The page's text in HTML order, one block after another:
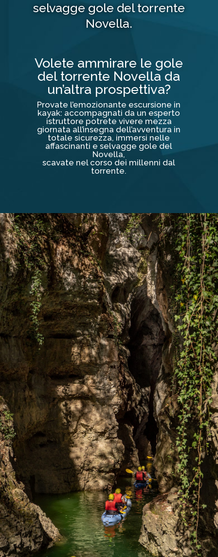
selvagge gole del torrente
Novella.
Volete ammirare le gole
del torrente Novella da
un’altra prospettiva?
Provate l’emozionante escursione in
kayak: accompagnati da un esperto
istruttore potrete vivere mezza
giornata all’insegna dell’avventura in
totale sicurezza, immersi nelle
affascinanti e selvagge gole del
Novella,
scavate nel corso dei millenni dal
torrente.